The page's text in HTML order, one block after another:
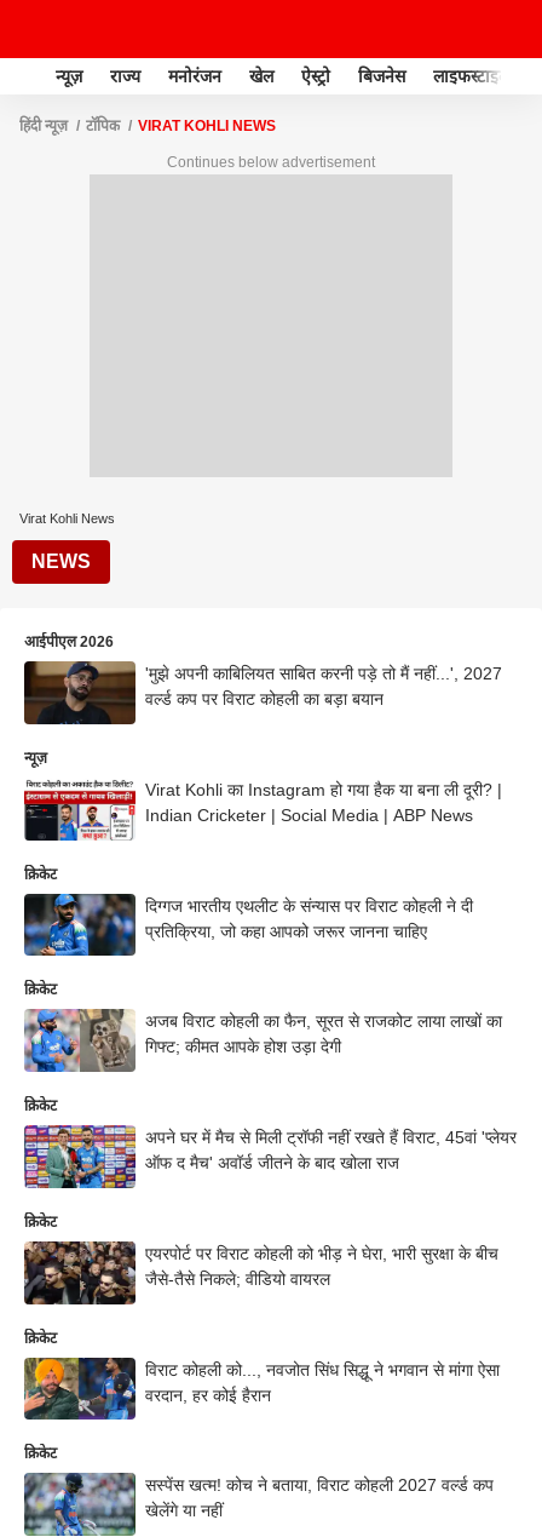
न्यूज़ राज्य मनोरंजन खेल ऐस्ट्रो बिजनेस लाइफस्टाइल
हिंदी न्यूज़ टॉपिक VIRAT KOHLI NEWS
Continues below advertisement
Virat Kohli News
NEWS
आईपीएल 2026
'मुझे अपनी काबिलियत साबित करनी पड़े तो मैं नहीं...', 2027
वर्ल्ड कप पर विराट कोहली का बड़ा बयान
न्यूज़
Virat Kohli का Instagram हो गया हैक या बना ली दूरी? |
Indian Cricketer | Social Media | ABP News
क्रिकेट
दिग्गज भारतीय एथलीट के संन्यास पर विराट कोहली ने दी
प्रतिक्रिया, जो कहा आपको जरूर जानना चाहिए
क्रिकेट
अजब विराट कोहली का फैन, सूरत से राजकोट लाया लाखों का
गिफ्ट; कीमत आपके होश उड़ा देगी
क्रिकेट
अपने घर में मैच से मिली ट्रॉफी नहीं रखते हैं विराट, 45वां 'प्लेयर
ऑफ द मैच' अवॉर्ड जीतने के बाद खोला राज
क्रिकेट
एयरपोर्ट पर विराट कोहली को भीड़ ने घेरा, भारी सुरक्षा के बीच
जैसे-तैसे निकले; वीडियो वायरल
क्रिकेट
विराट कोहली को..., नवजोत सिंध सिद्धू ने भगवान से मांगा ऐसा
वरदान, हर कोई हैरान
क्रिकेट
सस्पेंस खत्म! कोच ने बताया, विराट कोहली 2027 वर्ल्ड कप
खेलेंगे या नहीं